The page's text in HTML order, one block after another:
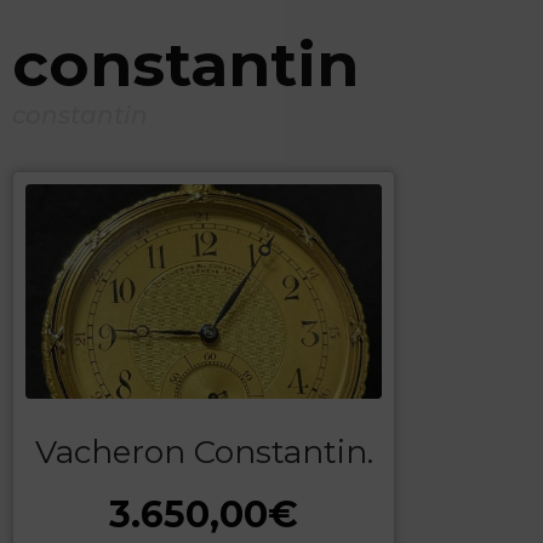
constantin
Vacheron Constantin.
3.650,00€